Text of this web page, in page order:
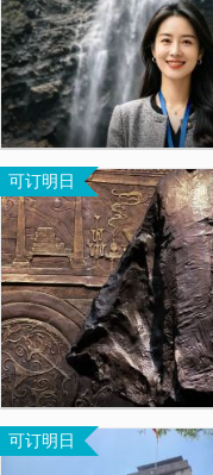
可订明日
可订明日